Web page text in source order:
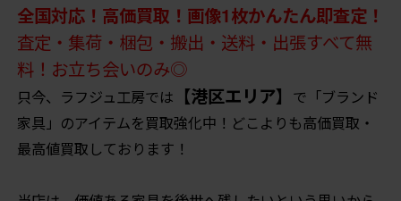
全国対応！高価買取！画像1枚かんたん即査定！
査定・集荷・梱包・搬出・送料・出張すべて無
料！お立ち会いのみ◎
只今、ラフジュ工房では 【港区エリア】 で「ブランド
家具」のアイテムを買取強化中！どこよりも高価買取・
最高値買取しております！